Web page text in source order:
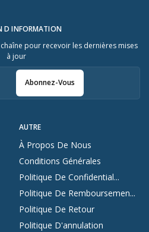
AUTRE
À Propos De Nous
Conditions Générales
Politique De Confidential...
Politique De Remboursemen...
Politique De Retour
Politique D'annulation
D INFORMATION
pour recevoir les dernières mises
à jour
Abonnez-Vous